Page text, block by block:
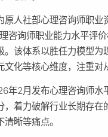
原人社部心理咨询师职
咨询师职业能力水平评价
。该体系以胜任力模型
化等核心维度，注重对
年2月发布心理咨询师水
，着力破解行业长期存
晰等痛点。